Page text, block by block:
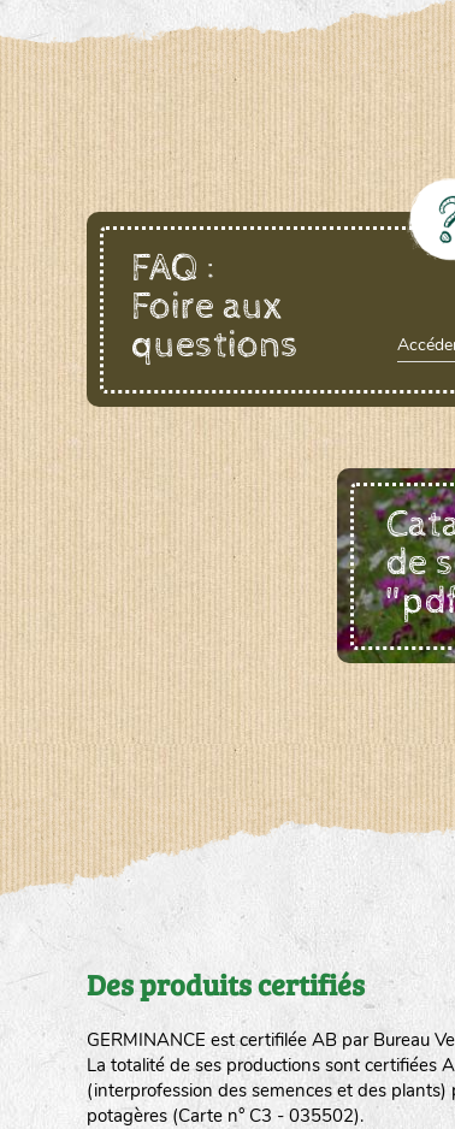
FAQ :
Foire aux
questions
de
Des produits certifiés
GERMINANCE est certifilée AB par Bureau
La totalité de ses productions sont certifiées
(interprofession des semences et des
potagères (Carte n° C3 - 035502).